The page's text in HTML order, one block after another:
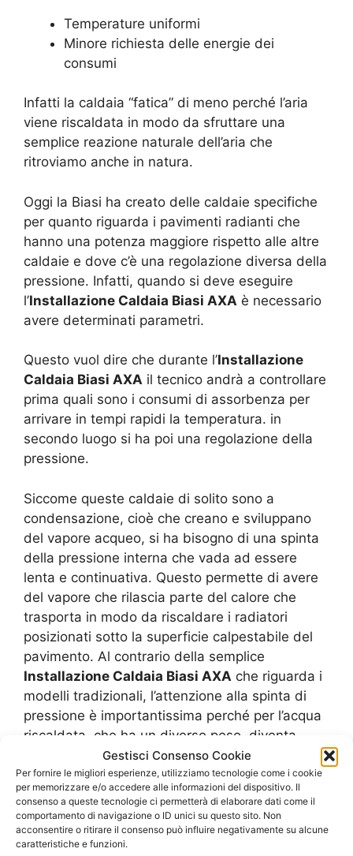
Gestisci Consenso Cookie
Per fornire le migliori esperienze, utilizziamo tecnologie come i cookie
per memorizzare e/o accedere alle informazioni del dispositivo. Il
consenso a queste tecnologie ci permetterà di elaborare dati come il
comportamento di navigazione o ID unici su questo sito. Non
acconsentire o ritirare il consenso può influire negativamente su alcune
caratteristiche e funzioni.
Temperature uniformi
Minore richiesta delle energie dei
consumi
Infatti la caldaia “fatica” di meno perché l’aria
viene riscaldata in modo da sfruttare una
semplice reazione naturale dell’aria che
ritroviamo anche in natura.
Oggi la Biasi ha creato delle caldaie specifiche
per quanto riguarda i pavimenti radianti che
hanno una potenza maggiore rispetto alle altre
caldaie e dove c’è una regolazione diversa della
pressione. Infatti, quando si deve eseguire
l’Installazione Caldaia Biasi AXA è necessario
avere determinati parametri.
Questo vuol dire che durante l’Installazione
Caldaia Biasi AXA il tecnico andrà a controllare
prima quali sono i consumi di assorbenza per
arrivare in tempi rapidi la temperatura. in
secondo luogo si ha poi una regolazione della
pressione.
Siccome queste caldaie di solito sono a
condensazione, cioè che creano e sviluppano
del vapore acqueo, si ha bisogno di una spinta
della pressione interna che vada ad essere
lenta e continuativa. Questo permette di avere
del vapore che rilascia parte del calore che
trasporta in modo da riscaldare i radiatori
posizionati sotto la superficie calpestabile del
pavimento. Al contrario della semplice
Installazione Caldaia Biasi AXA che riguarda i
modelli tradizionali, l’attenzione alla spinta di
pressione è importantissima perché per l’acqua
riscaldata, che ha un diverso peso, diventa
necessario che ci sia una spinta molto più
vigorosa. In caso si adatta questa regolazione al
vapore, esso andrà a circolare troppo
velocemente e quindi anche a surriscaldare la
caldaia stessa.